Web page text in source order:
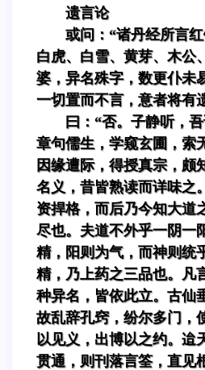
遗言论
或问：“诸丹经所言红
白虎、白雪、黄芽、木公
婆，异名殊字，数更仆未
一切置而不言，意者将有
曰：“否。子静听，
章句儒生，学窥玄圃，索
因缘遭际，得授真宗，颇
名义，昔皆熟读而详味之
资捍格，而后乃今知大道
尽也。夫道不外乎一阴一
精，阳则为气，而神则统
精，乃上药之三品也。凡
种异名，皆依此立。古仙
故乱辞孔窍，纷尔多门，
以见义，出博以之约。迨
贯通，则刊落言筌，直见